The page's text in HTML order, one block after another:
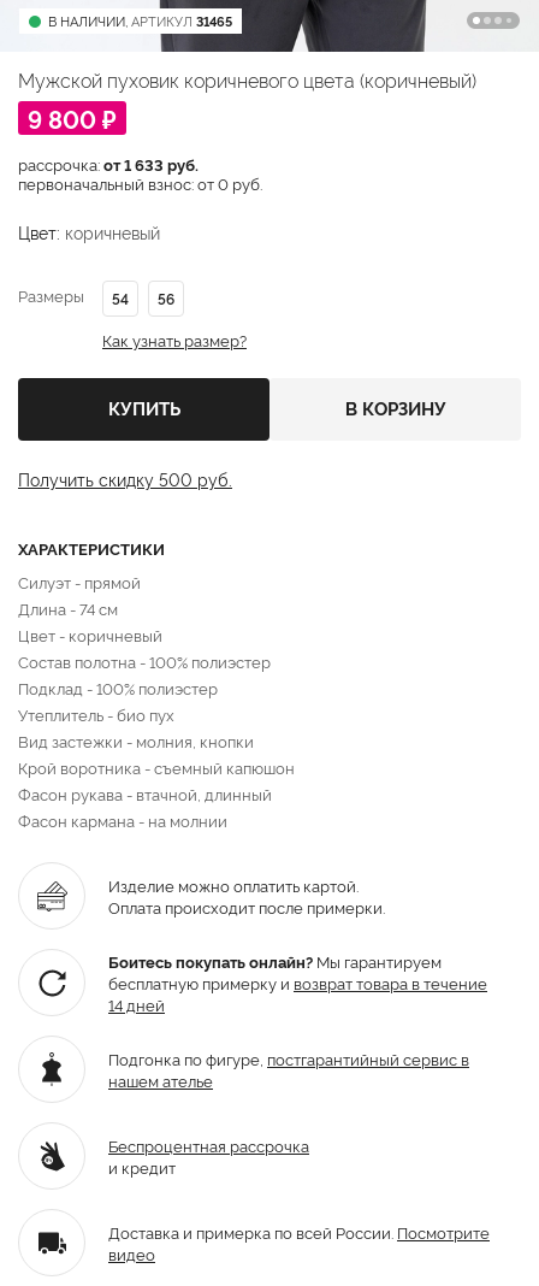
В НАЛИЧИИ, АРТИКУЛ 31465
Мужской пуховик коричневого цвета (коричневый)
9 800 ₽
рассрочка:от 1 633 руб.
первоначальный взнос: от 0 руб.
Цвет: коричневый
Размеры 54 56
Как узнать размер?
КУПИТЬ В КОРЗИНУ
Получить скидку 500 руб.
ХАРАКТЕРИСТИКИ
Силуэт - прямой
Длина - 74 см
Цвет - коричневый
Состав полотна - 100% полиэстер
Подклад - 100% полиэстер
Утеплитель - био пух
Вид застежки - молния, кнопки
Крой воротника - съемный капюшон
Фасон рукава - втачной, длинный
Фасон кармана - на молнии
Изделие можно оплатить картой.
Оплата происходит после примерки.
Боитесь покупать онлайн? Мы гарантируем
бесплатную примерку и возврат товара в течение
14 дней
Подгонка по фигуре, постгарантийный сервис в
нашем ателье
Беспроцентная рассрочка
и кредит
Доставка и примерка по всей России. Посмотрите
видео